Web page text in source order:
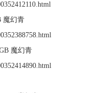
魔幻青
魔幻青